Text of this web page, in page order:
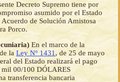
Decreto Supremo tiene por
asumido por el Estado
de Solución Amistosa
Porco.
En el marco de la
la Ley Nº 1431, de 25 de mayo
del Estado realizará el pago
00/100 DÓLARES
transferencia bancaria